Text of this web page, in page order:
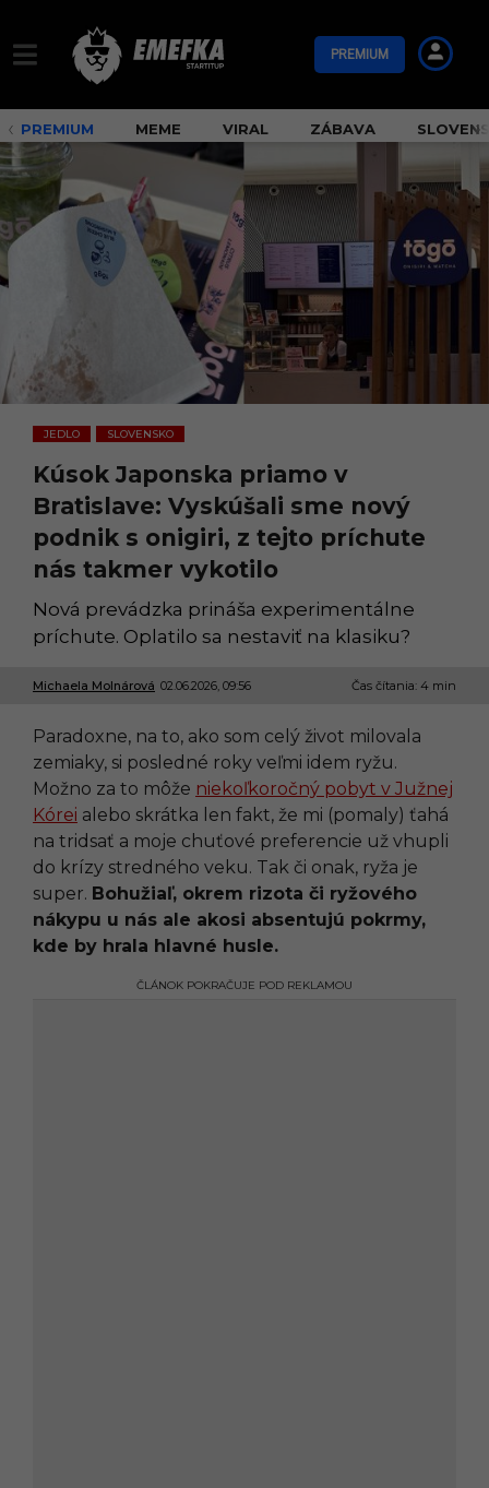
PREMIUM
PREMIUM MEME VIRAL ZÁBAVA
JEDLO
,
SLOVENSKO
Kúsok Japonska priamo v
Bratislave: Vyskúšali sme nový
podnik s onigiri, z tejto príchute
nás takmer vykotilo
Nová prevádzka prináša experimentálne
príchute. Oplatilo sa nestaviť na klasiku?
Michaela Molnárová 02.06.2026, 09:56
0
0
6
2
0
2
,
0
9
5
6
Čas čítania: 4 min
Paradoxne, na to, ako som celý život milovala
zemiaky, si posledné roky veľmi idem ryžu.
Možno za to môže niekoľkoročný pobyt v Južnej
Kórei alebo skrátka len fakt, že mi (pomaly) ťahá
na tridsať a moje chuťové preferencie už vhupli
do krízy stredného veku. Tak či onak, ryža je
super. Bohužiaľ, okrem rizota či ryžového
nákypu u nás ale akosi absentujú pokrmy,
kde by hrala hlavné husle.
ČLÁNOK POKRAČUJE POD REKLAMOU